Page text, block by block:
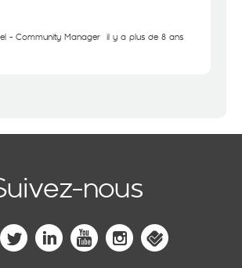
- Community Manager il y a plus de 8 ans
nous